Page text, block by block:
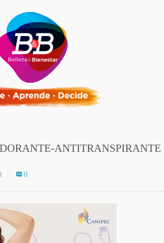
ANTITRANSPIRANTE
0